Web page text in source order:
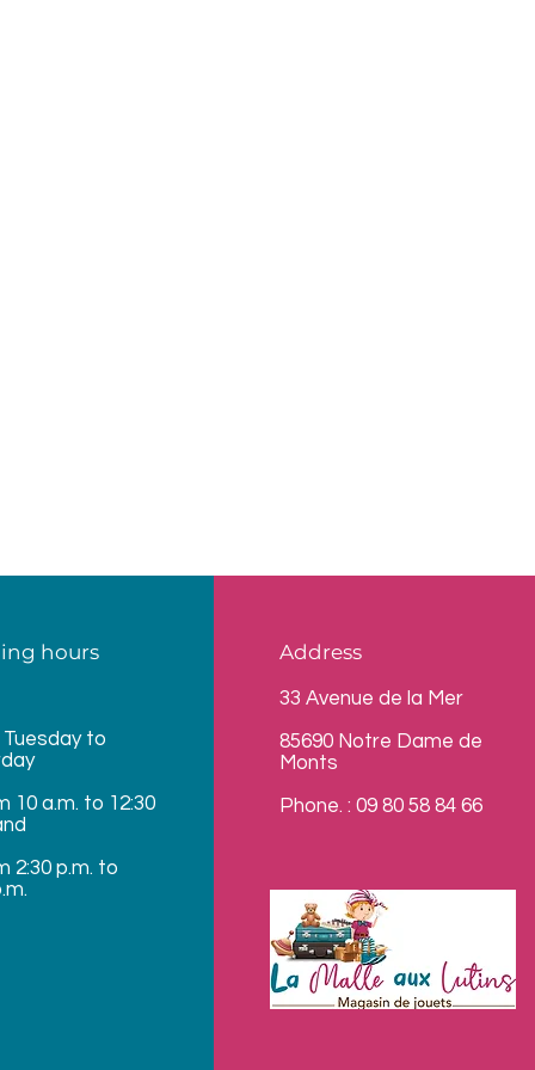
hours
Tuesday to
10 a.m. to 12:30
2:30 p.m. to
Address
33 Avenue de la Mer
85690 Notre Dame de
Monts
Phone. : 09 80 58 84 66